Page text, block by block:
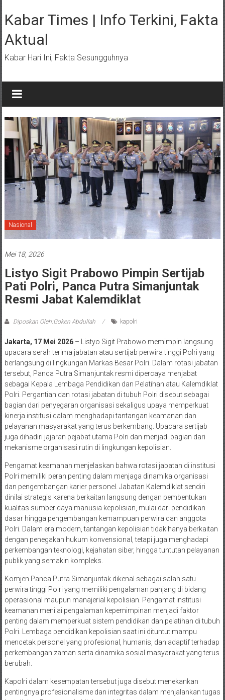
ke
konten
Kabar Times | Info Terkini, Fakta
Aktual
Kabar Hari Ini, Fakta Sesungguhnya
Nasional
Mei 18, 2026
Listyo Sigit Prabowo Pimpin Sertijab
Pati Polri, Panca Putra Simanjuntak
Resmi Jabat Kalemdiklat
Diposkan Oleh:Goken Abdullah kapolri
Jakarta, 17 Mei 2026– Listyo Sigit Prabowo memimpin langsung
upacara serah terima jabatan atau sertijab perwira tinggi Polri yang
berlangsung di lingkungan Markas Besar Polri. Dalam rotasi jabatan
tersebut, Panca Putra Simanjuntak resmi dipercaya menjabat
sebagai Kepala Lembaga Pendidikan dan Pelatihan atau Kalemdiklat
Polri. Pergantian dan rotasi jabatan di tubuh Polri disebut sebagai
bagian dari penyegaran organisasi sekaligus upaya memperkuat
kinerja institusi dalam menghadapi tantangan keamanan dan
pelayanan masyarakat yang terus berkembang. Upacara sertijab
juga dihadiri jajaran pejabat utama Polri dan menjadi bagian dari
mekanisme organisasi rutin di lingkungan kepolisian.
Pengamat keamanan menjelaskan bahwa rotasi jabatan di institusi
Polri memiliki peran penting dalam menjaga dinamika organisasi
dan pengembangan karier personel. Jabatan Kalemdiklat sendiri
dinilai strategis karena berkaitan langsung dengan pembentukan
kualitas sumber daya manusia kepolisian, mulai dari pendidikan
dasar hingga pengembangan kemampuan perwira dan anggota
Polri. Dalam era modern, tantangan kepolisian tidak hanya berkaitan
dengan penegakan hukum konvensional, tetapi juga menghadapi
perkembangan teknologi, kejahatan siber, hingga tuntutan pelayanan
publik yang semakin kompleks.
Komjen Panca Putra Simanjuntak dikenal sebagai salah satu
perwira tinggi Polri yang memiliki pengalaman panjang di bidang
operasional maupun manajerial kepolisian. Pengamat institusi
keamanan menilai pengalaman kepemimpinan menjadi faktor
penting dalam memperkuat sistem pendidikan dan pelatihan di tubuh
Polri. Lembaga pendidikan kepolisian saat ini dituntut mampu
mencetak personel yang profesional, humanis, dan adaptif terhadap
perkembangan zaman serta dinamika sosial masyarakat yang terus
berubah.
Kapolri dalam kesempatan tersebut juga disebut menekankan
pentingnya profesionalisme dan integritas dalam menjalankan tugas